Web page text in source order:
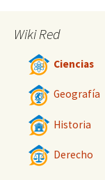
Wiki Red
Ciencias
Geografía
Historia
Derecho